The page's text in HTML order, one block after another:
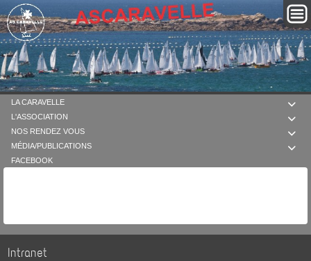

LA CARAVELLE

L'ASSOCIATION

NOS RENDEZ VOUS

MÉDIA/PUBLICATIONS
FACEBOOK
Intranet